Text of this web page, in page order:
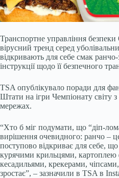
Транспортне управління
вірусний тренд серед
відкривають для себе смак
інструкції щодо її безпечного
TSA опублікувало поради для
Штати на ігри Чемпіонату світу
мережах.
“Хто б міг подумати, що “діп-
вирішення очевидного: ранчо –
поступово відкриває для себе,
курячими крильцями, картоплею
кесадильями, крекерами,
зростає”, – зазначили в TSA в